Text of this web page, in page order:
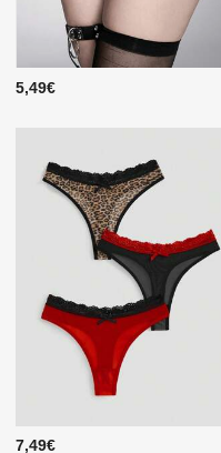
5,49€
7,49€